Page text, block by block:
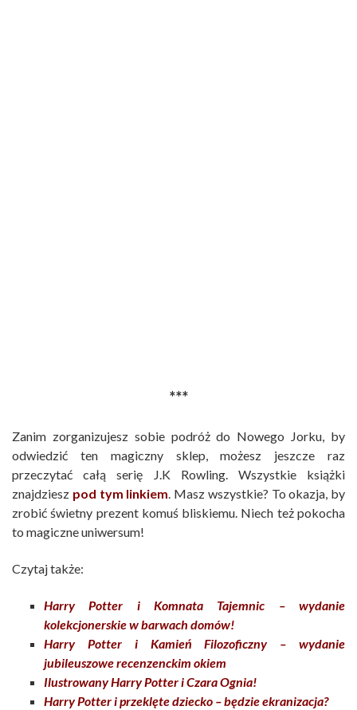
***
Zanim zorganizujesz sobie podróż do Nowego Jorku, by
odwiedzić ten magiczny sklep, możesz jeszcze raz
przeczytać całą serię J.K Rowling. Wszystkie książki
znajdziesz pod tym linkiem. Masz wszystkie? To okazja, by
zrobić świetny prezent komuś bliskiemu. Niech też pokocha
to magiczne uniwersum!
Czytaj także:
Harry Potter i Komnata Tajemnic – wydanie
kolekcjonerskie w barwach domów!
Harry Potter i Kamień Filozoficzny – wydanie
jubileuszowe recenzenckim okiem
Ilustrowany Harry Potter i Czara Ognia!
Harry Potter i przeklęte dziecko – będzie ekranizacja?